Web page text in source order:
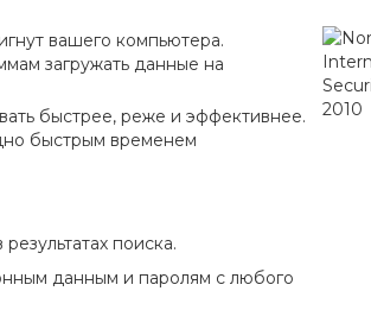
вашего компьютера.
загружать данные на
быстрее, реже и эффективнее.
быстрым временем
поиска.
данным и паролям с любого